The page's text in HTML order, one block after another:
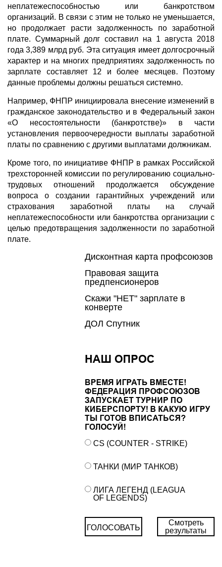
неплатежеспособностью или банкротством
организаций. В связи с этим не только не уменьшается,
но продолжает расти задолженность по заработной
плате. Суммарный долг составил на 1 августа 2018
года 3,389 млрд руб. Эта ситуация имеет долгосрочный
характер и на многих предприятиях задолженность по
зарплате составляет 12 и более месяцев. Поэтому
данные проблемы должны решаться системно.
Например, ФНПР инициировала внесение изменений в
гражданское законодательство и в Федеральный закон
«О несостоятельности (банкротстве)» в части
установления первоочередности выплаты заработной
платы по сравнению с другими выплатами должникам.
Кроме того, по инициативе ФНПР в рамках Российской
трехсторонней комиссии по регулированию социально-
трудовых отношений продолжается обсуждение
вопроса о создании гарантийных учреждений или
страхования заработной платы на случай
неплатежеспособности или банкротства организации с
целью предотвращения задолженности по заработной
плате.
Дисконтная карта профсоюзов
Правовая защита
предпенсионеров
Скажи "НЕТ" зарплате в
конверте
ДОЛ Спутник
НАШ ОПРОС
ВРЕМЯ ИГРАТЬ ВМЕСТЕ!
ФЕДЕРАЦИЯ ПРОФСОЮЗОВ
ЗАПУСКАЕТ ТУРНИР ПО
КИБЕРСПОРТУ! В КАКУЮ ИГРУ
ТЫ ГОТОВ ВПИСАТЬСЯ?
ГОЛОСУЙ!
CS (COUNTER - STRIKE)
ТАНКИ (МИР ТАНКОВ)
ЛИГА ЛЕГЕНД (LEAGUA
OF LEGENDS)
ГОЛОСОВАТЬ
Смотреть
результаты